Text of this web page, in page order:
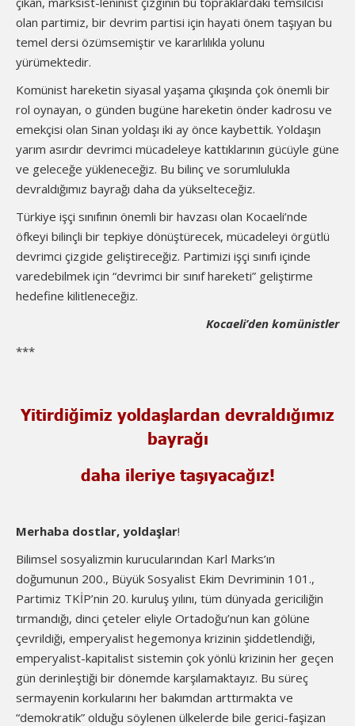
olan partimiz, bir devrim partisi için hayati önem taşıyan bu
temel dersi özümsemiştir ve kararlılıkla yolunu
yürümektedir.
Komünist hareketin siyasal yaşama çıkışında çok önemli bir
rol oynayan, o günden bugüne hareketin önder kadrosu ve
emekçisi olan Sinan yoldaşı iki ay önce kaybettik. Yoldaşın
yarım asırdır devrimci mücadeleye kattıklarının gücüyle güne
ve geleceğe yükleneceğiz. Bu bilinç ve sorumlulukla
devraldığımız bayrağı daha da yükselteceğiz.
Türkiye işçi sınıfının önemli bir havzası olan Kocaeli’nde
öfkeyi bilinçli bir tepkiye dönüştürecek, mücadeleyi örgütlü
devrimci çizgide geliştireceğiz. Partimizi işçi sınıfı içinde
varedebilmek için “devrimci bir sınıf hareketi” geliştirme
hedefine kilitleneceğiz.
Kocaeli’den komünistler
***
Yitirdiğimiz yoldaşlardan devraldığımız
bayrağı
daha ileriye taşıyacağız!
Merhaba dostlar, yoldaşlar!
Bilimsel sosyalizmin kurucularından Karl Marks’ın
doğumunun 200., Büyük Sosyalist Ekim Devriminin 101.,
Partimiz TKİP’nin 20. kuruluş yılını, tüm dünyada gericiliğin
tırmandığı, dinci çeteler eliyle Ortadoğu’nun kan gölüne
çevrildiği, emperyalist hegemonya krizinin şiddetlendiği,
emperyalist-kapitalist sistemin çok yönlü krizinin her geçen
gün derinleştiği bir dönemde karşılamaktayız. Bu süreç
sermayenin korkularını her bakımdan arttırmakta ve
“demokratik” olduğu söylenen ülkelerde bile gerici-faşizan